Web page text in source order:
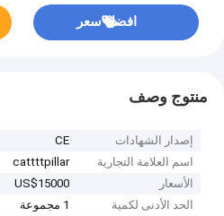
افضل سعر
منتوج وصف
إصدار الشهادات
CE
اسم العلامة التجارية
cattttpillar
الأسعار
US$15000
الحد الأدنى لكمية
1 مجموعة